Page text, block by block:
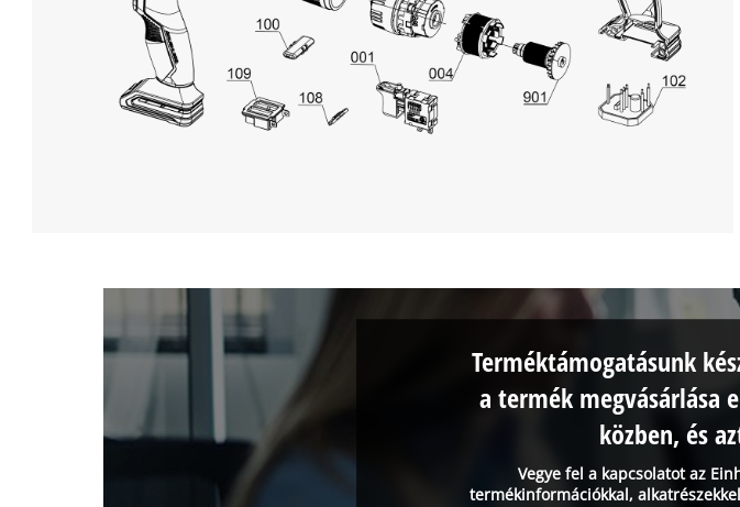
Powered by
Vegye fel a kapcsolatot az
termékinformációkkal,
Terméktámogatásunk
a termék megvásárlása
közben, és